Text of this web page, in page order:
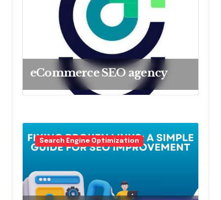
n
eCommerce SEO agency
Search Engine Optimization